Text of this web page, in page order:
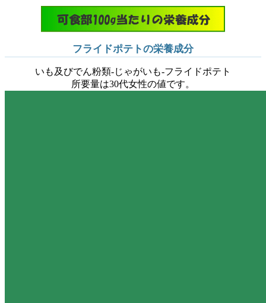
フライドポテトの栄養成分
いも及びでん粉類-じゃがいも-フライドポテト
所要量は30代女性の値です。